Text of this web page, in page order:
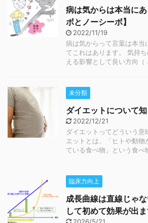
病は気からは本当に
ボとノーシーボ】
2022/11/19
病は気からって言葉は本当
てこれはあります。 気持
える影響として良い方向（
未分類
ダイエットについて
2022/12/21
ダイエットってどういう意
エットとは、「ヒトや動
ている食べ物」という食べ
臨床力向上
成長曲線は直線じゃ
して初めて効果が出